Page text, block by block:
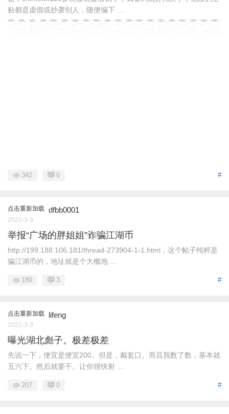
贴都是虚假或抄袭别人，随便编下 ...
#
342 6
点击重新加载 dfbb0001
2021-3-9
举报“广场的胖姐姐”诈骗江湖币
http://199.188.106.181/thread-273904-1-1.html，这个帖子纯粹是
骗江湖币的，地址就是个大概地 ...
#
189 3
点击重新加载 lifeng
2021-3-3
曝光湖北彪子。极差极差
先说一下，便宜是便宜200。但是，戴套口。而且我数了数，基本就
五六下。然后就要干。让你很快射 ...
#
207 0